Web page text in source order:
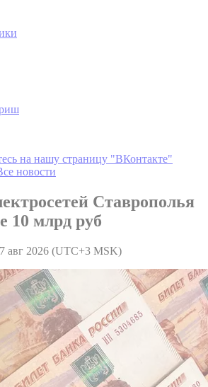
на нашу страницу "ВКонтакте"
новости
Ставрополья
10 млрд руб
авг 2026 (UTC+3 MSK)